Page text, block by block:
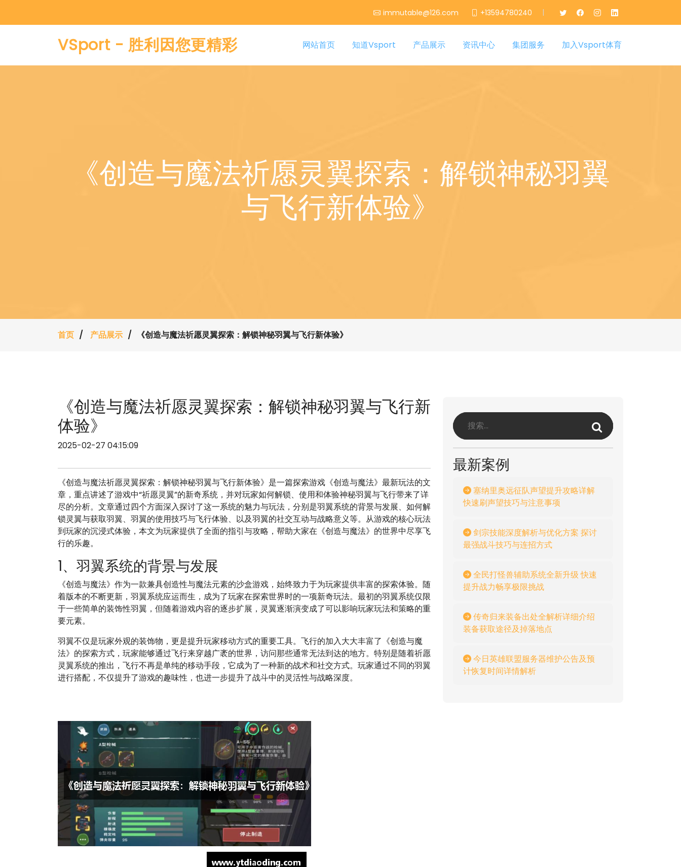
immutable@126.com +13594780240 |
VSport - 胜利因您更精彩 网站首页 知道Vsport 产品展示 资讯中心 集团服务 加入Vsport体育
《创造与魔法祈愿灵翼探索：解锁神秘羽翼
与飞行新体验》
首页 产品展示 《创造与魔法祈愿灵翼探索：解锁神秘羽翼与飞行新体验》
《创造与魔法祈愿灵翼探索：解锁神秘羽翼与飞行新
体验》
2025-02-27 04:15:09
《创造与魔法祈愿灵翼探索：解锁神秘羽翼与飞行新体验》是一篇探索游戏《创造与魔法》最新玩法的文
章，重点讲述了游戏中“祈愿灵翼”的新奇系统，并对玩家如何解锁、使用和体验神秘羽翼与飞行带来了详
尽的分析。文章通过四个方面深入探讨了这一系统的魅力与玩法，分别是羽翼系统的背景与发展、如何解
锁灵翼与获取羽翼、羽翼的使用技巧与飞行体验、以及羽翼的社交互动与战略意义等。从游戏的核心玩法
到玩家的沉浸式体验，本文为玩家提供了全面的指引与攻略，帮助大家在《创造与魔法》的世界中尽享飞
行的乐趣。
1、羽翼系统的背景与发展
《创造与魔法》作为一款兼具创造性与魔法元素的沙盒游戏，始终致力于为玩家提供丰富的探索体验。随
着版本的不断更新，羽翼系统应运而生，成为了玩家在探索世界时的一项新奇玩法。最初的羽翼系统仅限
于一些简单的装饰性羽翼，但随着游戏内容的逐步扩展，灵翼逐渐演变成了可以影响玩家玩法和策略的重
要元素。
羽翼不仅是玩家外观的装饰物，更是提升玩家移动方式的重要工具。飞行的加入大大丰富了《创造与魔
法》的探索方式，玩家能够通过飞行来穿越广袤的世界，访问那些通常无法到达的地方。特别是随着祈愿
灵翼系统的推出，飞行不再是单纯的移动手段，它成为了一种新的战术和社交方式。玩家通过不同的羽翼
进行搭配，不仅提升了游戏的趣味性，也进一步提升了战斗中的灵活性与战略深度。
最新案例
塞纳里奥远征队声望提升攻略详解
快速刷声望技巧与注意事项
剑宗技能深度解析与优化方案 探讨
最强战斗技巧与连招方式
全民打怪兽辅助系统全新升级 快速
提升战力畅享极限挑战
传奇归来装备出处全解析详细介绍
装备获取途径及掉落地点
今日英雄联盟服务器维护公告及预
计恢复时间详情解析